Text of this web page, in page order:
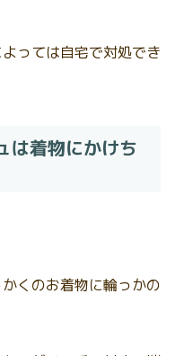
っては自宅で対処でき
は着物にかけち
くのお着物に輪っかの